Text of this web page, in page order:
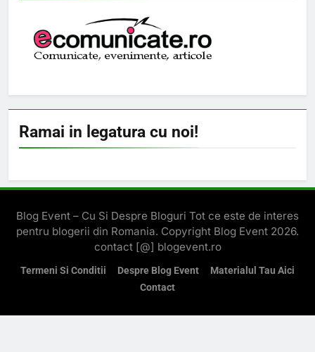
Ramai in legatura cu noi!
Blog Event – Cu Si Despre Bloguri Tot ce este de interes
pentru blogerii din Romania. Copyright Blog Event 2026.
contact [@] blogevent.ro
Termeni Si Conditii Despre Blog Event
Materialul Tau Aici
Contact